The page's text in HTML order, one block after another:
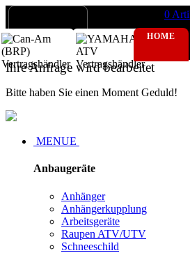
0
HOME
Ihre Anfrage wird bearbeitet
Bitte haben Sie einen Moment Geduld!
MENUE
Anbaugeräte
Anhänger
Anhängerkupplung
Arbeitsgeräte
Raupen ATV/UTV
Schneeschild